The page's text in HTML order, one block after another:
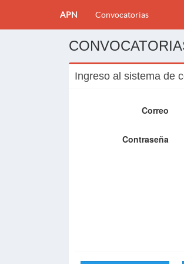
APN Convocatorias
Ingreso al sistema de
Correo
Contraseña